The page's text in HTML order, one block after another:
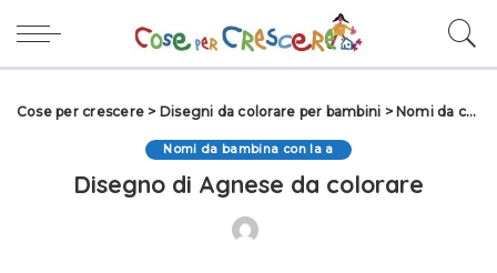
Cose per crescere > Disegni da colorare per bambini > Nomi da colorare
Nomi da bambina con la a
Disegno di Agnese da colorare